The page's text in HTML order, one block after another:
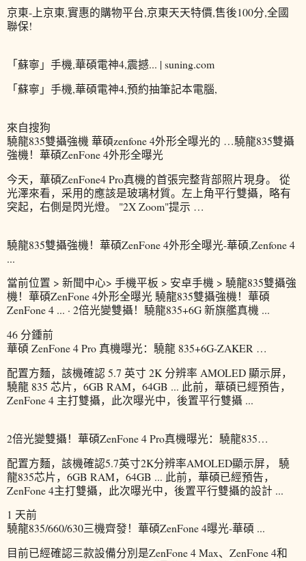
京東-上京東,實惠的購物平台,京東天天特價,售後100分,全國
聯保!
「蘇寧」手機,華碩電神4,震撼... | suning.com
「蘇寧」手機,華碩電神4,預約抽筆記本電腦,
來自搜狗
驍龍835雙攝強機 華碩zenfone 4外形全曝光的 …驍龍835雙攝
強機！華碩ZenFone 4外形全曝光
今天，華碩ZenFone4 Pro真機的首張完整背部照片現身。 從
光澤來看，采用的應該是玻璃材質。左上角平行雙攝，略有
突起，右側是閃光燈。 "2X Zoom"提示 …
驍龍835雙攝強機！華碩ZenFone 4外形全曝光-華碩,Zenfone 4
...
當前位置 > 新聞中心> 手機平板 > 安卓手機 > 驍龍835雙攝強
機！華碩ZenFone 4外形全曝光 驍龍835雙攝強機！華碩
ZenFone 4 ... · 2倍光變雙攝！驍龍835+6G 新旗艦真機 ...
46 分鍾前
華碩 ZenFone 4 Pro 真機曝光：驍龍 835+6G-ZAKER …
配置方麵，該機確認 5.7 英寸 2K 分辨率 AMOLED 顯示屏，
驍龍 835 芯片，6GB RAM，64GB ... 此前，華碩已經預告，
ZenFone 4 主打雙攝，此次曝光中，後置平行雙攝 ...
2倍光變雙攝！華碩ZenFone 4 Pro真機曝光：驍龍835…
配置方麵，該機確認5.7英寸2K分辨率AMOLED顯示屏， 驍
龍835芯片，6GB RAM，64GB ... 此前，華碩已經預告，
ZenFone 4主打雙攝，此次曝光中，後置平行雙攝的設計 ...
1 天前
驍龍835/660/630三機齊發！華碩ZenFone 4曝光-華碩 ...
目前已經確認三款設備分別是ZenFone 4 Max、ZenFone 4和